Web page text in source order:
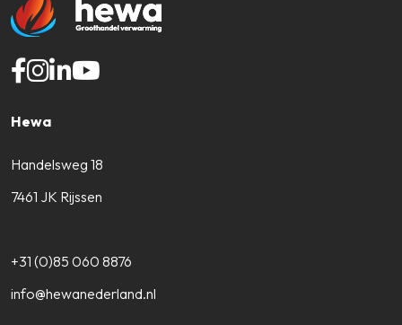
Hewa
Handelsweg 18
7461 JK Rijssen
+31 (0)85 060 8876
info@hewanederland.nl